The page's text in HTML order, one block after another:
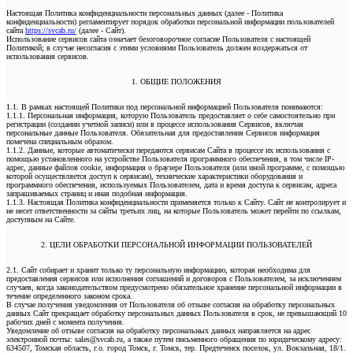
Настоящая Политика конфиденциальности персональных данных (далее - Политика
конфиденциальности) регламентирует порядок обработки персональной информации пользователей
сайта https://svcab.ru/ (далее - Сайт).
Использование сервисов сайта означает безоговорочное согласие Пользователя с настоящей
Политикой; в случае несогласия с этими условиями Пользователь должен воздержаться от
использования сервисов.
1. ОБЩИЕ ПОЛОЖЕНИЯ
1.1. В рамках настоящей Политики под персональной информацией Пользователя понимаются:
1.1.1. Персональная информация, которую Пользователь предоставляет о себе самостоятельно при
регистрации (создании учетной записи) или в процессе использования Сервисов, включая
персональные данные Пользователя. Обязательная для предоставления Сервисов информация
помечена специальным образом.
1.1.2. Данные, которые автоматически передаются сервисам Сайта в процессе их использования с
помощью установленного на устройстве Пользователя программного обеспечения, в том числе IP-
адрес, данные файлов cookie, информация о браузере Пользователя (или иной программе, с помощью
которой осуществляется доступ к сервисам), технические характеристики оборудования и
программного обеспечения, используемых Пользователем, дата и время доступа к сервисам, адреса
запрашиваемых страниц и иная подобная информация.
1.1.3. Настоящая Политика конфиденциальности применяется только к Сайту. Сайт не контролирует и
не несет ответственности за сайты третьих лиц, на которые Пользователь может перейти по ссылкам,
доступным на Сайте.
2. ЦЕЛИ ОБРАБОТКИ ПЕРСОНАЛЬНОЙ ИНФОРМАЦИИ ПОЛЬЗОВАТЕЛЕЙ
2.1. Сайт собирает и хранит только ту персональную информацию, которая необходима для
предоставления сервисов или исполнения соглашений и договоров с Пользователем, за исключением
случаев, когда законодательством предусмотрено обязательное хранение персональной информации в
течение определенного законом срока.
В случае получения уведомления от Пользователя об отзыве согласия на обработку персональных
данных Сайт прекращает обработку персональных данных Пользователя в срок, не превышающий 10
рабочих дней с момента получения.
Уведомление об отзыве согласия на обработку персональных данных направляется на адрес
электронной почты: sales@svcab.ru, а также путем письменного обращения по юридическому адресу:
634507, Томская область, г.о. город Томск, г. Томск, тер. Предтеченск поселок, ул. Вокзальная, 18/1.